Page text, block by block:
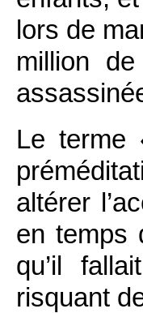
lors de
million
Le terme
altérer
en temps
qu’il
risquant